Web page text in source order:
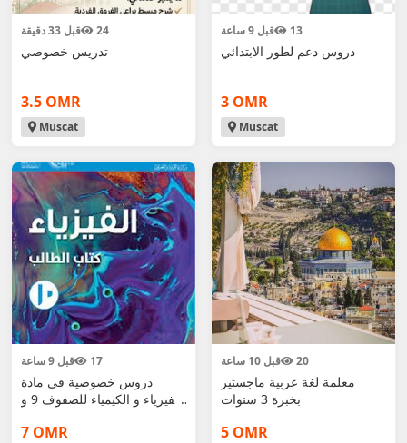
قبل 33 دقيقة 24
تدريس خصوصي
3.5 OMR
Muscat
قبل 9 ساعة 13
دروس دعم لطور الابتدائي
3 OMR
Muscat
قبل 9 ساعة 17
دروس خصوصية في مادة
الفيزياء و الكيمياء للصفوف 9 و
7 OMR
قبل 10 ساعة 20
معلمة لغة عربية ماجستير
بخبرة 3 سنوات
5 OMR